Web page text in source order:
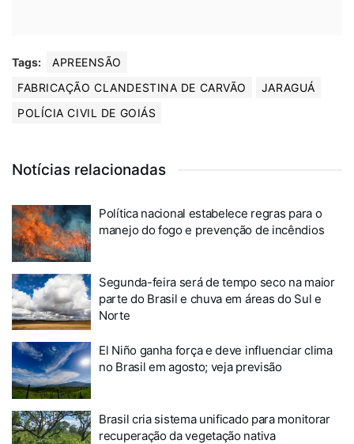
Tags:
APREENSÃO
FABRICAÇÃO CLANDESTINA DE CARVÃO
JARAGUÁ
POLÍCIA CIVIL DE GOIÁS
Notícias relacionadas
Política nacional estabelece regras para o
manejo do fogo e prevenção de incêndios
Segunda-feira será de tempo seco na maior
parte do Brasil e chuva em áreas do Sul e
Norte
El Niño ganha força e deve influenciar clima
no Brasil em agosto; veja previsão
Brasil cria sistema unificado para monitorar
recuperação da vegetação nativa